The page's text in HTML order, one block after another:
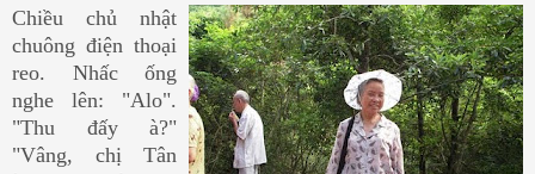
Chiều chủ nhật
chuông điện thoại
reo. Nhấc ống
nghe lên: "Alo".
"Thu đấy à?"
"Vâng, chị Tân